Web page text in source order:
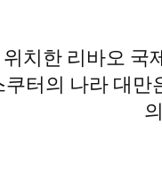
치한 리바오
터의 나라 대